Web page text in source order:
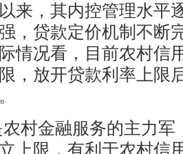
来，其内控管理水平
，贷款定价机制不断
情况看，目前农村信
，放开贷款利率上限
村金融服务的主力军
上限，有利于农村信